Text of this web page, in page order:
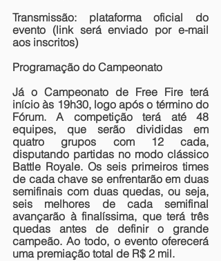
Transmissão: plataforma oficial do
evento (link será enviado por e-mail
aos inscritos)
Programação do Campeonato
Já o Campeonato de Free Fire terá
início às 19h30, logo após o término do
Fórum. A competição terá até 48
equipes, que serão divididas em
quatro grupos com 12 cada,
disputando partidas no modo clássico
Battle Royale. Os seis primeiros times
de cada chave se enfrentarão em duas
semifinais com duas quedas, ou seja,
seis melhores de cada semifinal
avançarão à finalíssima, que terá três
quedas antes de definir o grande
campeão. Ao todo, o evento oferecerá
uma premiação total de R$ 2 mil.